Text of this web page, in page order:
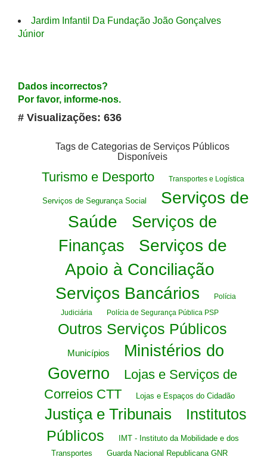
Jardim Infantil Da Fundação João Gonçalves
Júnior
Dados incorrectos?
Por favor, informe-nos.
# Visualizações: 636
Tags de Categorias de Serviços Públicos
Disponíveis
Turismo e Desporto Transportes e Logística
Serviços de Segurança Social
Serviços de
Saúde
Serviços de
Finanças
Serviços de
Apoio à Conciliação
Serviços Bancários
Polícia
Judiciária
Polícia de Segurança Pública PSP
Outros Serviços Públicos
Municípios
Ministérios do
Governo
Lojas e Serviços de
Correios CTT
Lojas e Espaços do Cidadão
Justiça e Tribunais
Institutos
Públicos
IMT - Instituto da Mobilidade e dos
Transportes
Guarda Nacional Republicana GNR